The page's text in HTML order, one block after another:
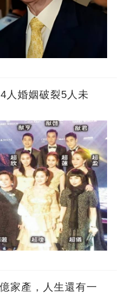
人婚姻破裂5人未
家產，人生還有一